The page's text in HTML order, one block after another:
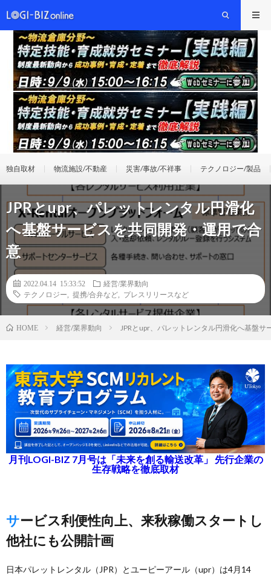
独自取材 物流施設/不動産 災害/事故/不祥事 テクノロジー/製品
JPRとupr、パレットレンタル円滑化
へ基盤サービスを共同開発・運用で合
意
2022.04.14 15:33:52
経営/業界動向
テクノロジー
提携/合弁など プレスリリースなど
HOME 経営/業界動向 JPRとupr、パレットレンタル円滑化へ基盤サ
月刊LOGI-BIZ 7月号は「未来を創る輸送改革」 先行企業の
生存戦略を徹底取材
サービス利便性向上、来秋稼働スタートし
他社にも公開計画
日本パレットレンタル（JPR）とユーピーアール（upr）は4月14